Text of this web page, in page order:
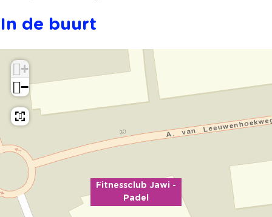
l
d
e
l
a
d
e
l
P
a
d
l
In de buurt
Fitnessclub Jawi -
Padel
+
−